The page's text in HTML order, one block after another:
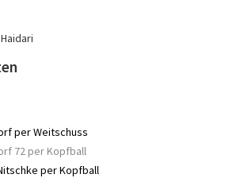
per Weitschuss
72 per Kopfball
per Kopfball